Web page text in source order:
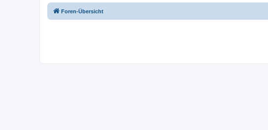
Foren-Übersicht